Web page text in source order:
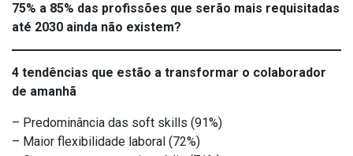
75% a 85% das profissões que serão mais requisitadas
até 2030 ainda não existem?
4 tendências que estão a transformar o colaborador
de amanhã
– Predominância das soft skills (91%)
– Maior flexibilidade laboral (72%)